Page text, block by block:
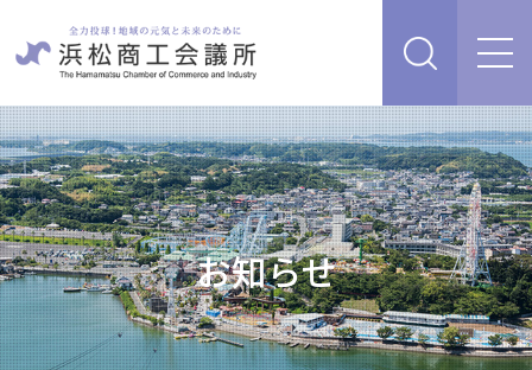
販路を開拓したい、新商品・サービス・技術を開発し
たい
人脈・ネットワークを広げたい
経営について相談したい（経営安定、専門家相談な
ど）
創業、事業承継について相談したい
経営支援・サービス
検定試験
セミナー・イベント情報
浜松商工会議所について
お知らせ